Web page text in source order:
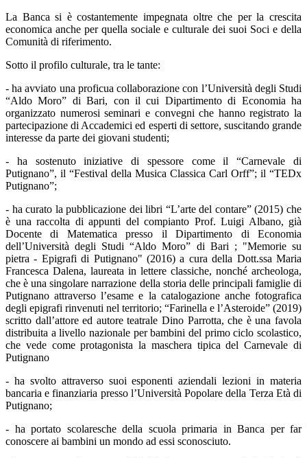
La Banca si è costantemente impegnata oltre che per la crescita
economica anche per quella sociale e culturale dei suoi Soci e della
Comunità di riferimento.
Sotto il profilo culturale, tra le tante:
- ha avviato una proficua collaborazione con l’Università degli Studi
“Aldo Moro” di Bari, con il cui Dipartimento di Economia ha
organizzato numerosi seminari e convegni che hanno registrato la
partecipazione di Accademici ed esperti di settore, suscitando grande
interesse da parte dei giovani studenti;
- ha sostenuto iniziative di spessore come il “Carnevale di
Putignano”, il “Festival della Musica Classica Carl Orff”; il “TEDx
Putignano”;
- ha curato la pubblicazione dei libri “L’arte del contare” (2015) che
è una raccolta di appunti del compianto Prof. Luigi Albano, già
Docente di Matematica presso il Dipartimento di Economia
dell’Università degli Studi “Aldo Moro” di Bari ; "Memorie su
pietra - Epigrafi di Putignano" (2016) a cura della Dott.ssa Maria
Francesca Dalena, laureata in lettere classiche, nonché archeologa,
che è una singolare narrazione della storia delle principali famiglie di
Putignano attraverso l’esame e la catalogazione anche fotografica
degli epigrafi rinvenuti nel territorio; “Farinella e l’Asteroide” (2019)
scritto dall’attore ed autore teatrale Dino Parrotta, che è una favola
distribuita a livello nazionale per bambini del primo ciclo scolastico,
che vede come protagonista la maschera tipica del Carnevale di
Putignano
- ha svolto attraverso suoi esponenti aziendali lezioni in materia
bancaria e finanziaria presso l’Università Popolare della Terza Età di
Putignano;
- ha portato scolaresche della scuola primaria in Banca per far
conoscere ai bambini un mondo ad essi sconosciuto.